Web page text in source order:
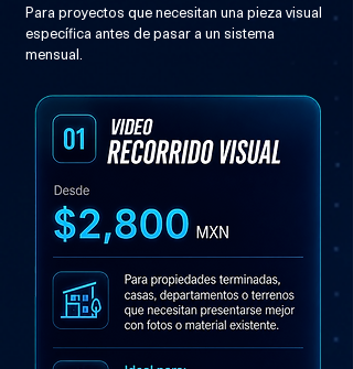
Para proyectos que necesitan una pieza visual
específica antes de pasar a un sistema
mensual.